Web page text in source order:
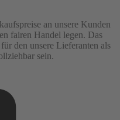
an unsere Kunden
fairen Handel legen. Das
den unsere Lieferanten als
sein.